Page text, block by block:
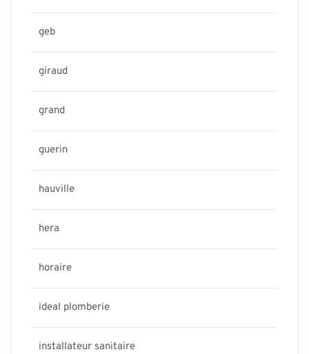
geb
giraud
grand
guerin
hauville
hera
horaire
ideal plomberie
installateur sanitaire